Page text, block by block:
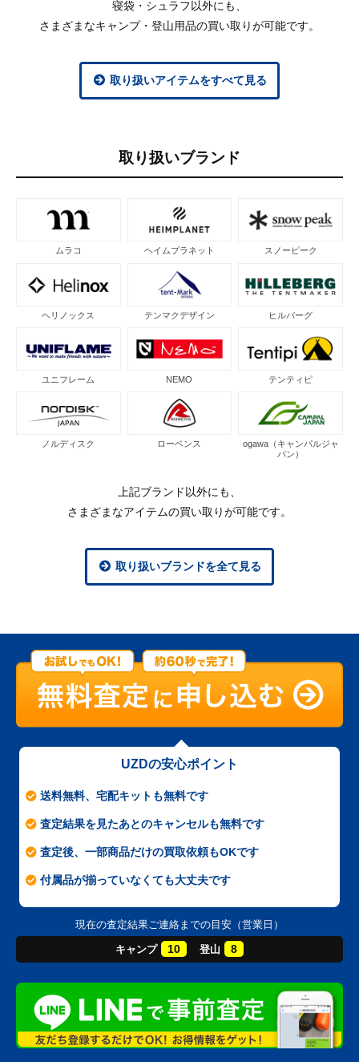
寝袋・シュラフ以外にも、
さまざまなキャンプ・登山用品の買い取りが可能です。
取り扱いアイテムをすべて見る
取り扱いブランド
ムラコ ヘイムプラネット スノーピーク
ヘリノックス テンマクデザイン ヒルバーグ
ユニフレーム NEMO テンティピ
ノルディスク ローベンス
ogawa（キャンパルジャ
パン）
上記ブランド以外にも、
さまざまなアイテムの買い取りが可能です。
取り扱いブランドを全て見る
UZDの安心ポイント
送料無料、宅配キットも無料です
査定結果を見たあとのキャンセルも無料です
査定後、一部商品だけの買取依頼もOKです
付属品が揃っていなくても大丈夫です
現在の査定結果ご連絡までの目安（営業日）
キャンプ 10 登山 8